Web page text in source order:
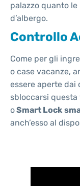
palazzo quanto
d’albergo.
Controllo
Come per gli
o case vacanze,
essere aperte
sbloccarsi questa
oSmart Lock
anch’esso al